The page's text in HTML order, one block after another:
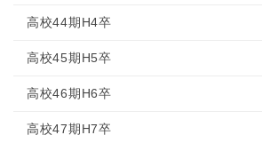
高校44期H4卒
高校45期H5卒
高校46期H6卒
高校47期H7卒